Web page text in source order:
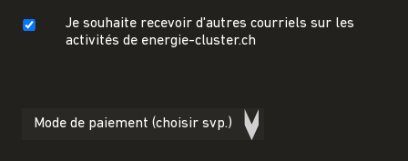
Je souhaite recevoir d'autres courriels sur les
activités de energie-cluster.ch